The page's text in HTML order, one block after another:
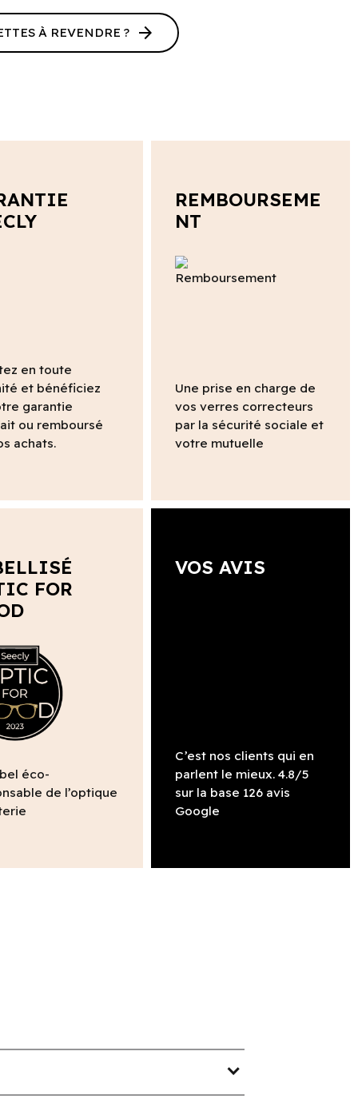
À REVENDRE ? arrow_forward
en toute
et bénéficiez
garantie
ou remboursé
achats.
REMBOURSEME
NT
Une prise en charge de
vos verres correcteurs
par la sécurité sociale et
votre mutuelle
FOR
éco-
de l’optique
VOS AVIS
C’est nos clients qui en
parlent le mieux. 4.8/5
sur la base 126 avis
Google
expand_more